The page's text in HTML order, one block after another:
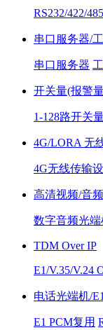
RS232/422/
串口服务器/
串口服务器
开关量(报警
1-128路开关
4G/LORA 无
4G无线传输
高清视频/音
数字音频光端
TDM Over IP
E1/V.35/V.24
电话光端机/
E1 PCM复用